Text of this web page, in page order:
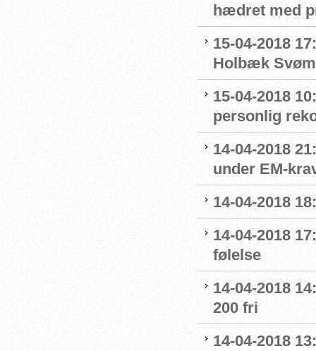
hædret med
15-04-2018
Holbæk
15-04-2018
personlig
14-04-2018
under EM-
14-04-2018
14-04-2018
følelse
14-04-2018
200 fri
14-04-2018